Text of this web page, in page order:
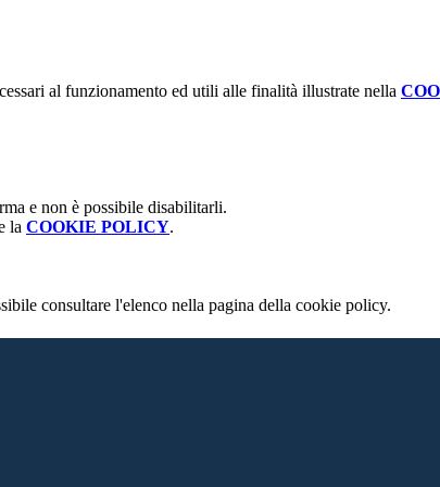
al funzionamento ed utili alle finalità illustrate nella
e non è possibile disabilitarli.
la COOKIE POLICY.
consultare l'elenco nella pagina della cookie policy.